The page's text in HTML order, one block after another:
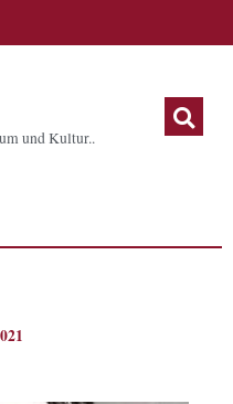
und Kultur..